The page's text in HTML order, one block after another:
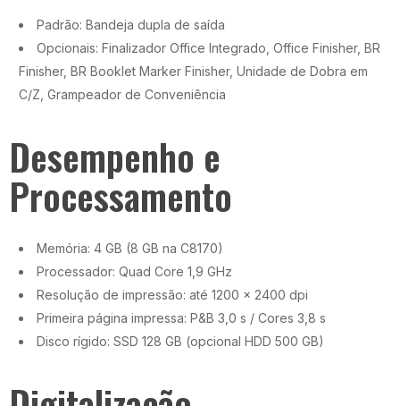
Padrão: Bandeja dupla de saída
Opcionais: Finalizador Office Integrado, Office Finisher, BR
Finisher, BR Booklet Marker Finisher, Unidade de Dobra em
C/Z, Grampeador de Conveniência
Desempenho e
Processamento
Memória: 4 GB (8 GB na C8170)
Processador: Quad Core 1,9 GHz
Resolução de impressão: até 1200 x 2400 dpi
Primeira página impressa: P&B 3,0 s / Cores 3,8 s
Disco rígido: SSD 128 GB (opcional HDD 500 GB)